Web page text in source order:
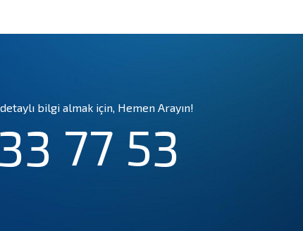
bilgi almak için, Hemen Arayın!
77 53